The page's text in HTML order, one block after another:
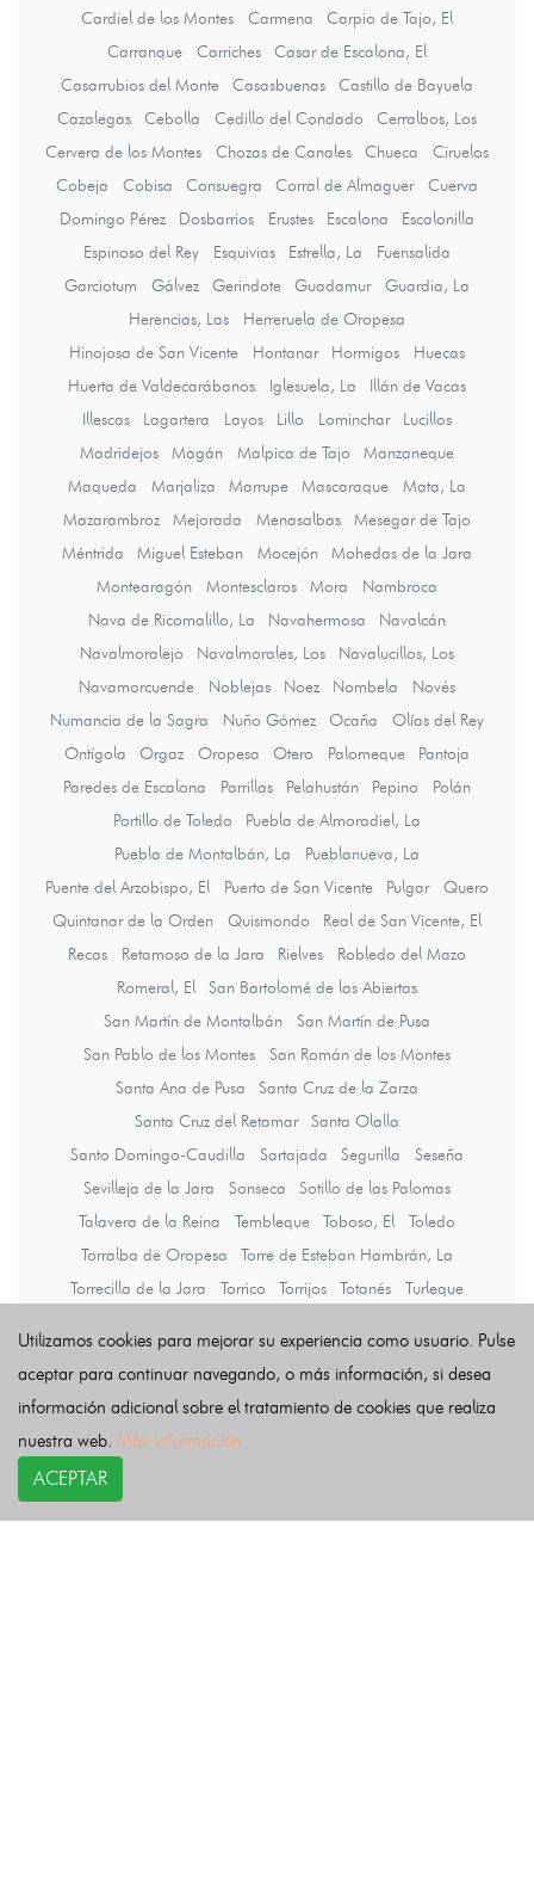
Cardiel de los Montes
Carmena
Carpio de Tajo, El
Carranque
Carriches
Casar de Escalona, El
Casarrubios del Monte
Casasbuenas
Castillo de Bayuela
Cazalegas
Cebolla Cedillo del Condado
Cerralbos, Los
Cervera de los Montes
Chozas de Canales Chueca
Ciruelos
Cobeja
Cobisa Consuegra Corral de Almaguer
Cuerva
Domingo Pérez
Dosbarrios Erustes Escalona
Escalonilla
Espinoso del Rey
Esquivias Estrella, La
Fuensalida
Garciotum
Gálvez Gerindote Guadamur
Guardia, La
Herencias, Las
Herreruela de Oropesa
Hinojosa de San Vicente
Hontanar Hormigos
Huecas
Huerta de Valdecarábanos
Iglesuela, La
Illán de Vacas
Illescas
Lagartera Layos Lillo Lominchar
Lucillos
Madridejos
Magán Malpica de Tajo
Manzaneque
Maqueda
Marjaliza Marrupe Mascaraque
Mata, La
Mazarambroz
Mejorada Menasalbas
Mesegar de Tajo
Méntrida
Miguel Esteban Mocejón
Mohedas de la Jara
Montearagón
Montesclaros Mora
Nambroca
Nava de Ricomalillo, La
Navahermosa
Navalcán
Navalmoralejo
Navalmorales, Los
Navalucillos, Los
Navamorcuende
Noblejas Noez Nombela
Novés
Numancia de la Sagra
Nuño Gómez Ocaña
Olías del Rey
Ontígola
Orgaz Oropesa Otero Palomeque
Pantoja
Paredes de Escalona
Parrillas Pelahustán Pepino
Polán
Portillo de Toledo
Puebla de Almoradiel, La
Puebla de Montalbán, La
Pueblanueva, La
Puente del Arzobispo, El
Puerto de San Vicente Pulgar
Quero
Quintanar de la Orden
Quismondo
Real de San Vicente, El
Recas
Retamoso de la Jara Rielves
Robledo del Mazo
Romeral, El
San Bartolomé de las Abiertas
San Martín de Montalbán
San Martín de Pusa
San Pablo de los Montes
San Román de los Montes
Santa Ana de Pusa
Santa Cruz de la Zarza
Santa Cruz del Retamar
Santa Olalla
Santo Domingo-Caudilla
Sartajada Segurilla
Seseña
Sevilleja de la Jara
Sonseca
Sotillo de las Palomas
Talavera de la Reina
Tembleque Toboso, El
Toledo
Torralba de Oropesa
Torre de Esteban Hambrán, La
Torrecilla de la Jara
Torrico Torrijos Totanés
Turleque
Ventas con Peña Aguilera, Las
Ventas de Retamosa, Las
Ventas de San Julián, Las
Villa de Don Fadrique, La
Villaluenga de la Sagra
Villamuelas
Villarejo de Montalbán
Villarrubia de Santiago
Utilizamos cookies para mejorar su experiencia como usuario. Pulse
aceptar para continuar navegando, o más información, si desea
información adicional sobre el tratamiento de cookies que realiza
nuestra web. Más información
ACEPTAR